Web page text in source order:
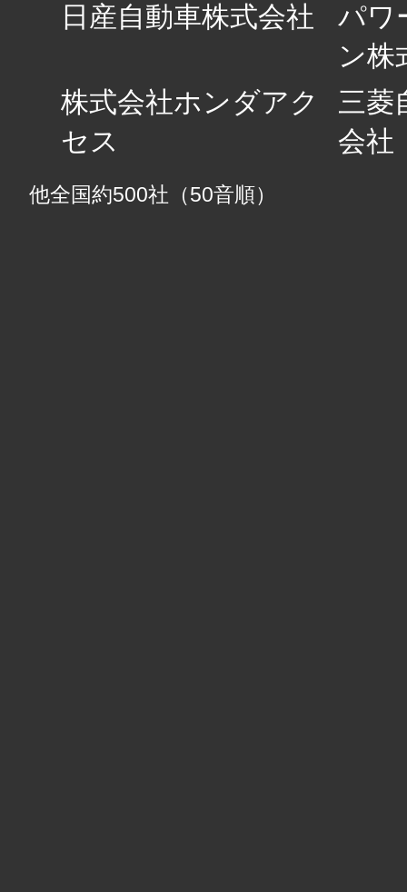
日産自動車株式会社
パワ
ン株
株式会社ホンダアク
セス
三菱
会社
他全国約500社（50音順）